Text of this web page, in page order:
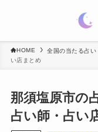
HOME 全国の当たる占い
い店まとめ
那須塩原市の
占い師・占い